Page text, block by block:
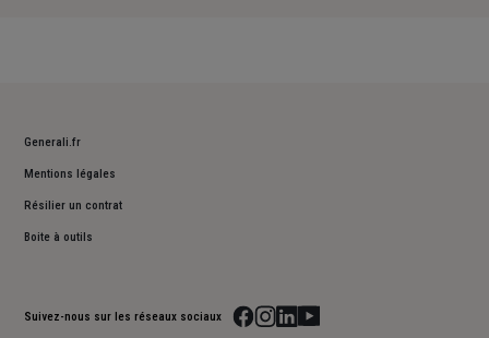
Generali.fr
Mentions légales
Résilier un contrat
Boite à outils
Suivez-nous sur les réseaux sociaux